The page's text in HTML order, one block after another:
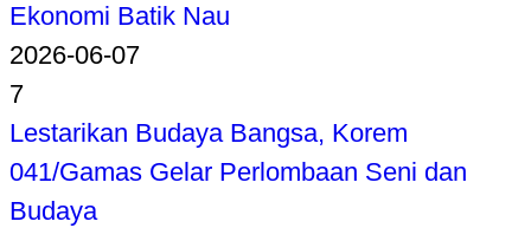
Ekonomi Batik Nau
2026-06-07
7
Lestarikan Budaya Bangsa, Korem
041/Gamas Gelar Perlombaan Seni dan
Budaya